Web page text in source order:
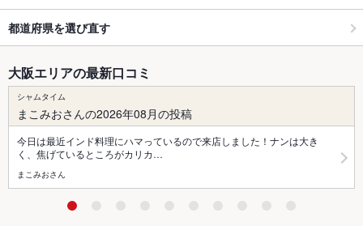
都道府県を選び直す
大阪エリアの最新口コミ
シャムタイム
まこみおさんの2026年08月の投稿
今日は最近インド料理にハマっているので来店しました！ナンは大き
く、焦げているところがカリカ…
まこみおさん